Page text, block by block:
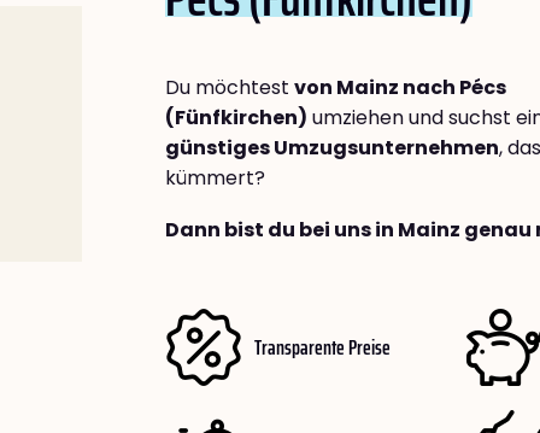
Du möchtest von Mainz nach Pécs
(Fünfkirchen) umziehen und suchst
günstiges Umzugsunternehmen,
kümmert?
Dann bist du bei uns in Mainz
Transparente Preise